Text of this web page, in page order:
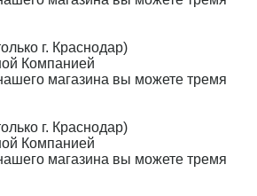
г. Краснодар)
Компанией
магазина вы можете тремя
г. Краснодар)
Компанией
магазина вы можете тремя